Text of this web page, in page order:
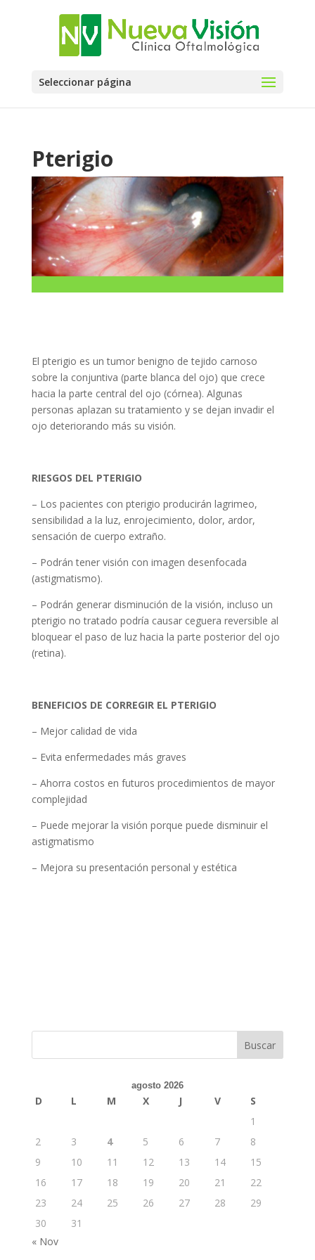
Seleccionar página
Pterigio
El pterigio es un tumor benigno de tejido carnoso
sobre la conjuntiva (parte blanca del ojo) que crece
hacia la parte central del ojo (córnea). Algunas
personas aplazan su tratamiento y se dejan invadir el
ojo deteriorando más su visión.
RIESGOS DEL PTERIGIO
– Los pacientes con pterigio producirán lagrimeo,
sensibilidad a la luz, enrojecimiento, dolor, ardor,
sensación de cuerpo extraño.
– Podrán tener visión con imagen desenfocada
(astigmatismo).
– Podrán generar disminución de la visión, incluso un
pterigio no tratado podría causar ceguera reversible al
bloquear el paso de luz hacia la parte posterior del ojo
(retina).
BENEFICIOS DE CORREGIR EL PTERIGIO
– Mejor calidad de vida
– Evita enfermedades más graves
– Ahorra costos en futuros procedimientos de mayor
complejidad
– Puede mejorar la visión porque puede disminuir el
astigmatismo
– Mejora su presentación personal y estética
agosto 2026
D L M X J V
S
1
2
3 4 5 6 7
8
9
10 11 12 13 14
15
16
17 18 19 20 21
22
23
24 25 26 27 28
29
30
31
« Nov